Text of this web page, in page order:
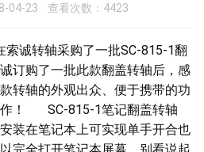
04-23 查看次数：4423
索诚转轴采购了一批SC-815-1翻
订购了一批此款翻盖转轴后，感
转轴的外观出众、便于携带的功
作！ SC-815-1笔记翻盖转轴
装在笔记本上可实现单手开合也
完全打开笔记本屏幕，别看说起